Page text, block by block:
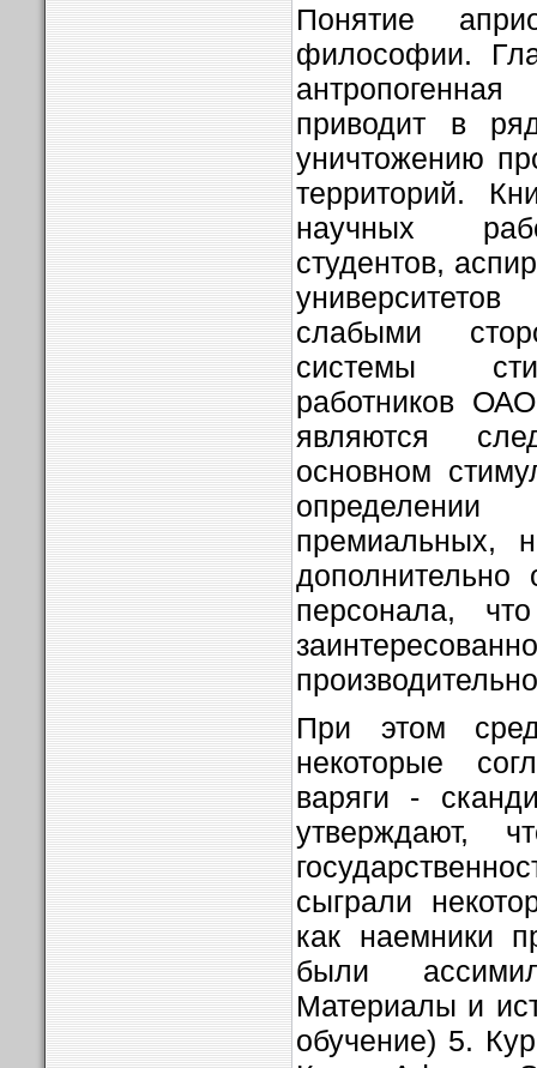
Понятие
философии.
антропогенная
приводит в
уничтожению
территорий.
научных
студентов,
слабыми
системы
работников
являются
основном
премиальных,
дополнительно
персонала,
При этом
некоторые
варяги -
утверждают,
сыграли
как наемники
были
Материалы и
обучение) 5.